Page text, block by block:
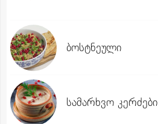
ბოსტნეული
სამარხვო კერძები